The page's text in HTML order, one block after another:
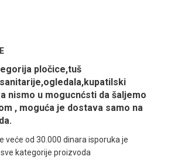
pločice,tuš
nismo u mogucnćsti da šaljemo
, moguća je dostava samo na
veće od 30.000 dinara isporuka je
kategorije proizvoda